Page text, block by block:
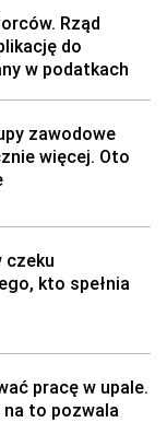
Rząd
do
w podatkach
zawodowe
więcej. Oto
czeku
kto spełnia
pracę w upale.
to pozwala